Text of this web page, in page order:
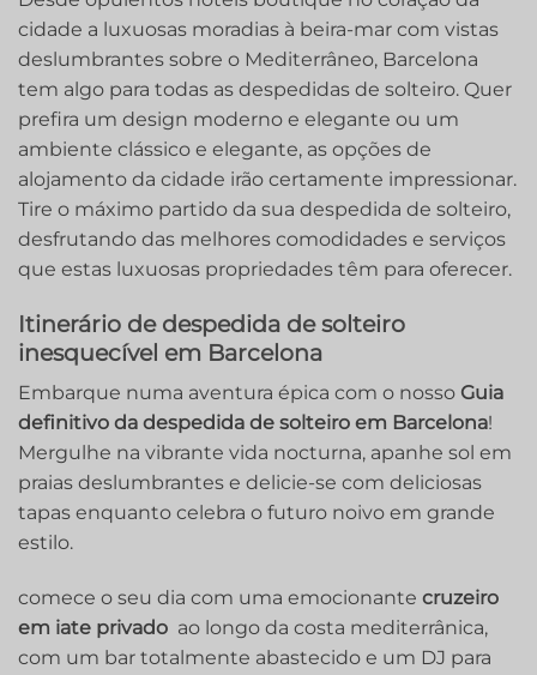
cidade a luxuosas moradias à beira-mar com vistas
deslumbrantes sobre o Mediterrâneo, Barcelona
tem algo para ‍todas as despedidas de solteiro. Quer
prefira um design moderno e elegante ou um
ambiente clássico e elegante, as opções de
alojamento da cidade irão certamente impressionar.
Tire o máximo partido da sua despedida de solteiro,
desfrutando das melhores comodidades e serviços
que estas luxuosas propriedades têm para oferecer.
Itinerário de despedida de solteiro
inesquecível em Barcelona
Embarque numa aventura épica com o nosso Guia
definitivo da despedida de solteiro em Barcelona!
Mergulhe na vibrante vida nocturna, apanhe sol em
praias deslumbrantes e delicie-se com deliciosas
tapas enquanto celebra o futuro noivo em grande
estilo.
comece o seu‍ dia com uma emocionante cruzeiro
em iate privado ‍ ao longo da costa mediterrânica,
com um bar totalmente abastecido e um DJ para